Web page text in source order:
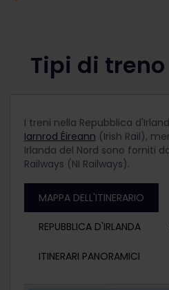
Tipi di
I treni nella Repubblica
Iarnrod Éireann (Irish Rail),
Irlanda del Nord sono forniti
Railways (NI Railways).
MAPPA DELL'ITINERARIO
REPUBBLICA D'IRLANDA
ITINERARI PANORAMICI